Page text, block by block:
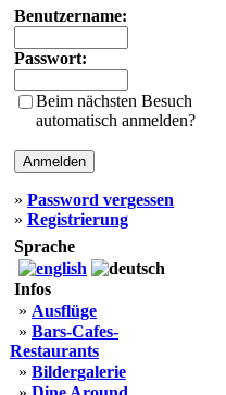
Benutzername:
Passwort:
Beim nächsten Besuch
automatisch anmelden?
» Password vergessen
» Registrierung
Sprache
Infos
» Ausflüge
» Bars-Cafes-
Restaurants
» Bildergalerie